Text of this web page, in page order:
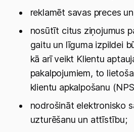
reklamēt savas preces
nosūtīt citus ziņojumus
gaitu un līguma izpildei
kā arī veikt Klientu
pakalpojumiem, to
klientu apkalpošanu
nodrošināt elektronisko
uzturēšanu un attīstību;